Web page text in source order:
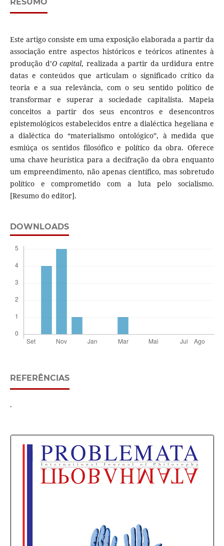
Este artigo consiste em uma exposição elaborada a partir da
associação entre aspectos históricos e teóricos atinentes à
produção d’O capital, realizada a partir da urdidura entre
datas e conteúdos que articulam o significado crítico da
teoria e a sua relevância, com o seu sentido político de
transformar e superar a sociedade capitalista. Mapeia
conceitos a partir dos seus encontros e desencontros
epistemológicos estabelecidos entre a dialéctica hegeliana e
a dialéctica do “materialismo ontológico”, à medida que
esmiúça os sentidos filosófico e político da obra. Oferece
uma chave heurística para a decifração da obra enquanto
um empreendimento, não apenas científico, mas sobretudo
político e comprometido com a luta pelo socialismo.
[Resumo do editor].
DOWNLOADS
REFERÊNCIAS
.